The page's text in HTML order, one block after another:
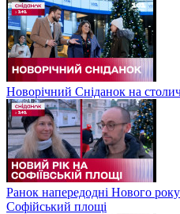
Новорічний Сніданок на
Ранок напередодні Нового
Софійський площі